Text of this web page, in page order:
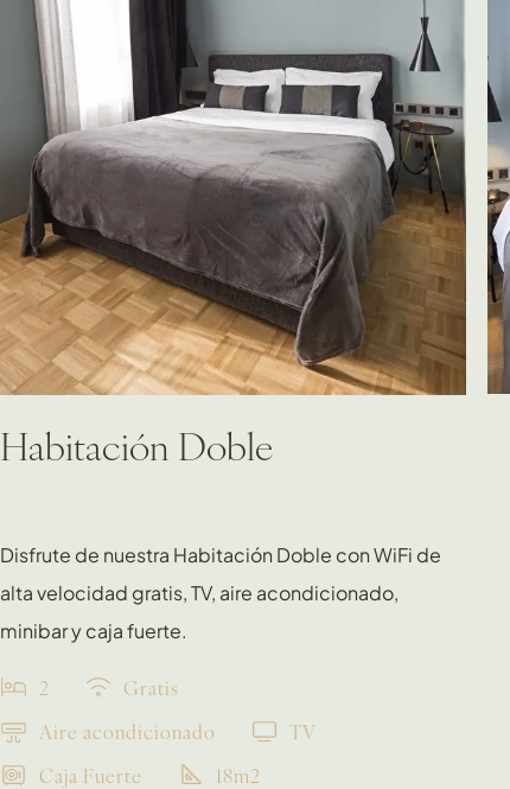
Habitación Doble
Disfrute de nuestra Habitación Doble con WiFi de
alta velocidad gratis, TV, aire acondicionado,
minibar y caja fuerte.
2
Gratis
Aire acondicionado
TV
Caja Fuerte
18m2